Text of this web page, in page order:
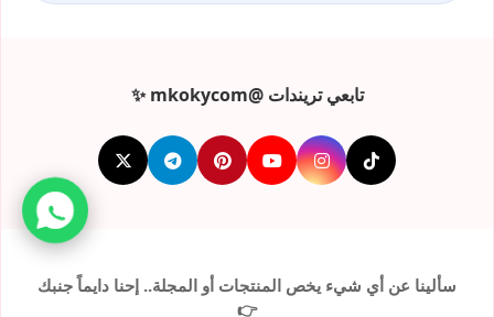
تابعي تريندات @mkokycom ✨
سألينا عن أي شيء يخص المنتجات أو المجلة.. إحنا دايماً جنبك
👉